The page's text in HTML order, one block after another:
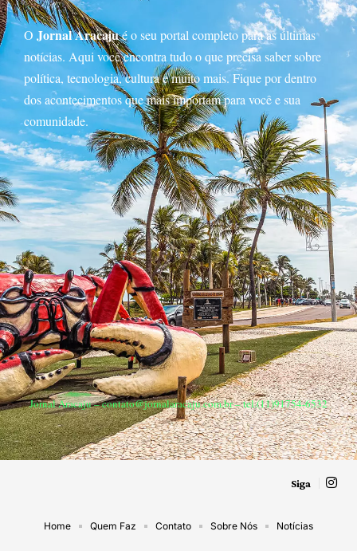
O Jornal Aracajué o seu portal completo para as últimas
notícias. Aqui você encontra tudo o que precisa saber sobre
política, tecnologia, cultura e muito mais. Fique por dentro
dos acontecimentos que mais importam para você e sua
comunidade.
Jornal Aracaju –contato@jornalaracaju.com.br– tel.(11)91754-6532
Siga
Home Quem Faz Contato Sobre Nós Notícias